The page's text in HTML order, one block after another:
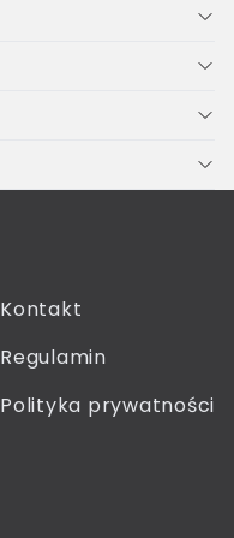
Kontakt
Regulamin
Polityka prywatności